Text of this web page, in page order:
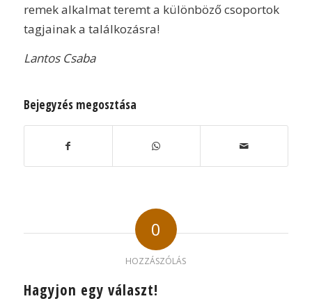
remek alkalmat teremt a különböző csoportok
tagjainak a találkozásra!
Lantos Csaba
Bejegyzés megosztása
0
HOZZÁSZÓLÁS
Hagyjon egy választ!